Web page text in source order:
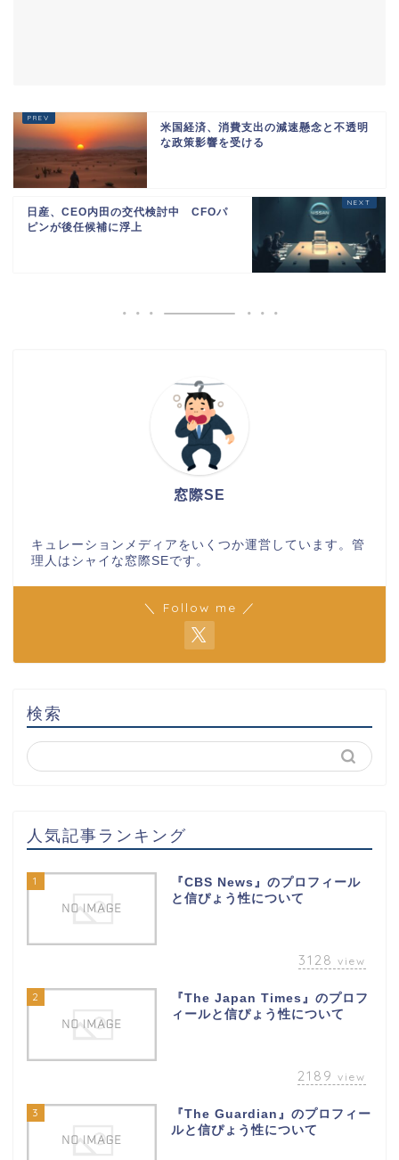
米国経済、消費支出の減速懸念と不透明
な政策影響を受ける
日産、CEO内田の交代検討中 CFOパ
ピンが後任候補に浮上
窓際SE
キュレーションメディアをいくつか運営しています。管
理人はシャイな窓際SEです。
＼ Follow me ／
検索
人気記事ランキング
1
『CBS News』のプロフィール
と信ぴょう性について
3128 view
2
『The Japan Times』のプロフ
ィールと信ぴょう性について
2189 view
3
『The Guardian』のプロフィー
ルと信ぴょう性について